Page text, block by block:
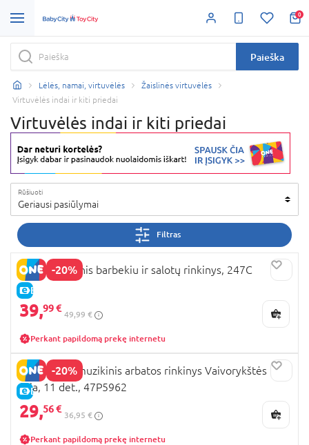
0
Paieška
Lėlės, namai, virtuvėlės
Žaislinės virtuvėlės
Virtuvėlės indai ir kiti priedai
Virtuvėlės indai ir kiti priedai
Rūšiuoti
Geriausi pasiūlymai
Filtras
-20%
E-KAINA
BLUEY Medinis barbekiu ir salotų rinkinys, 247C
39,99 €
49,99 €
Perkant papildomą prekę internetu
-20%
E-KAINA
Floss&Rock muzikinis arbatos rinkinys Vaivorykštės
fėja, 11 det., 47P5962
29,56 €
36,95 €
Perkant papildomą prekę internetu